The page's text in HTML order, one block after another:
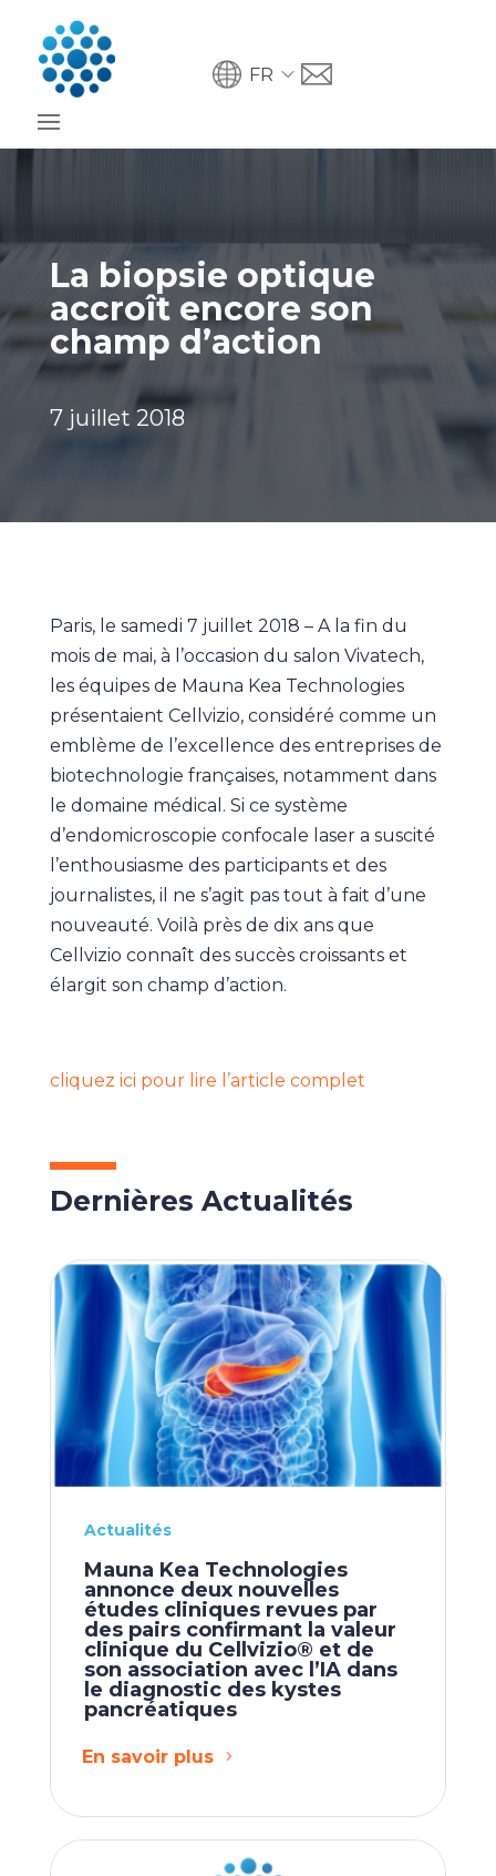
FR
La biopsie optique
accroît encore son
champ d’action
7 juillet 2018
Paris, le samedi 7 juillet 2018 – A la fin du
mois de mai, à l’occasion du salon Vivatech,
les équipes de Mauna Kea Technologies
présentaient Cellvizio, considéré comme un
emblème de l’excellence des entreprises de
biotechnologie françaises, notamment dans
le domaine médical. Si ce système
d’endomicroscopie confocale laser a suscité
l’enthousiasme des participants et des
journalistes, il ne s’agit pas tout à fait d’une
nouveauté. Voilà près de dix ans que
Cellvizio connaît des succès croissants et
élargit son champ d’action.
cliquez ici pour lire l’article complet
Dernières Actualités
Actualités
Mauna Kea Technologies
annonce deux nouvelles
études cliniques revues par
des pairs confirmant la valeur
clinique du Cellvizio® et de
son association avec l’IA dans
le diagnostic des kystes
pancréatiques
En savoir plus